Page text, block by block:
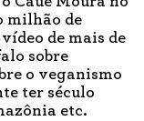
milhão de
de mais de
sobre
o veganismo
ter século
etc.